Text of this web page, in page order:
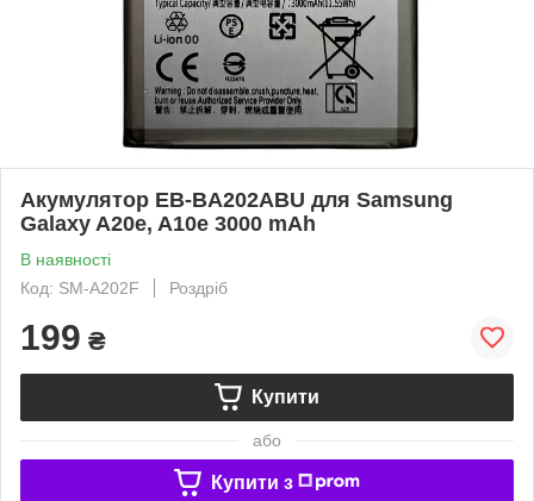
Акумулятор EB-BA202ABU для Samsung
Galaxy A20e, A10e 3000 mAh
В наявності
Код: SM-A202F
Роздріб
199 ₴
Купити
або
Купити з